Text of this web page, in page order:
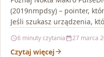
(2019nmpdsy) – pointer,
Jeśli szukasz urządzenia,
6 minuty czytania 27 marca
Czytaj więcej